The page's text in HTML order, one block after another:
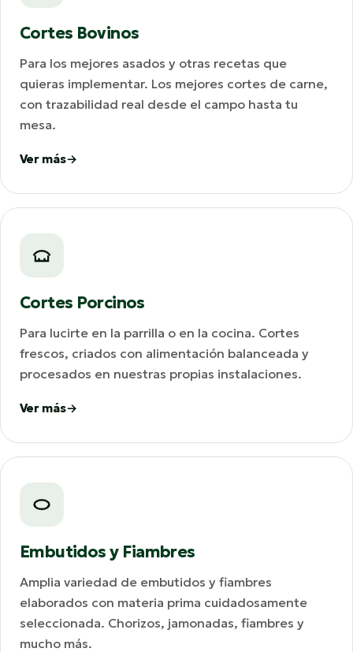
Cortes Bovinos
Para los mejores asados y otras recetas que
quieras implementar. Los mejores cortes de carne,
con trazabilidad real desde el campo hasta tu
mesa.
Ver más
Cortes Porcinos
Para lucirte en la parrilla o en la cocina. Cortes
frescos, criados con alimentación balanceada y
procesados en nuestras propias instalaciones.
Ver más
Embutidos y Fiambres
Amplia variedad de embutidos y fiambres
elaborados con materia prima cuidadosamente
seleccionada. Chorizos, jamonadas, fiambres y
mucho más.